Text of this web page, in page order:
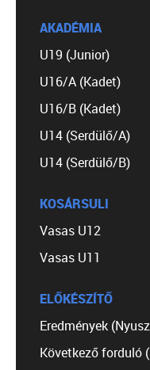
AKADÉMIA
U19 (Junior)
U16/A (Kadet)
U16/B (Kadet)
U14 (Serdülő/A)
U14 (Serdülő/B)
KOSÁRSULI
Vasas U12
Vasas U11
ELŐKÉSZÍTŐ
Eredmények
Következő forduló